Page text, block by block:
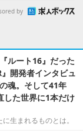
by
ルート16』だった
開発者インタビュ
魂。そして41年
した世界に1本だけ
生まれるものとは。